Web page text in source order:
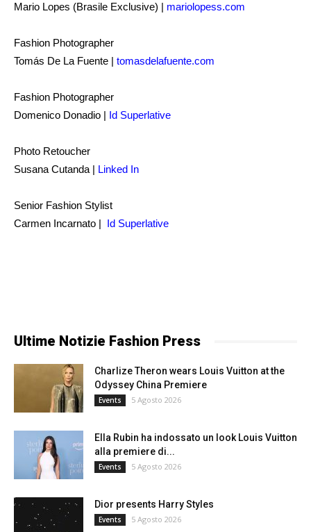
Mario Lopes (Brasile Exclusive) | mariolopess.com
Fashion Photographer
Tomás De La Fuente | tomasdelafuente.com
Fashion Photographer
Domenico Donadio | Id Superlative
Photo Retoucher
Susana Cutanda | Linked In
Senior Fashion Stylist
Carmen Incarnato | Id Superlative
Ultime Notizie Fashion Press
Charlize Theron wears Louis Vuitton at the
Odyssey China Premiere
Events 5 Agosto 2026
Ella Rubin ha indossato un look Louis Vuitton
alla premiere di...
Events 5 Agosto 2026
Dior presents Harry Styles
Events 5 Agosto 2026